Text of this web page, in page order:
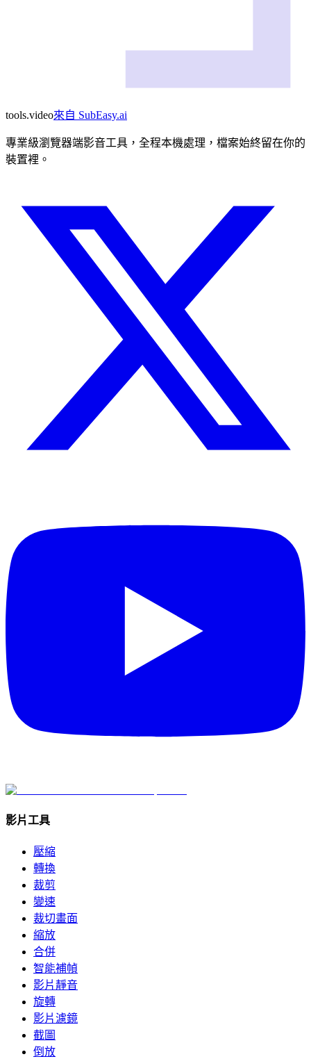
tools.video來自 SubEasy.ai
專業級瀏覽器端影音工具，全程本機處理，檔案始終留在你的
裝置裡。
影片工具
壓縮
轉換
裁剪
變速
裁切畫面
縮放
合併
智能補幀
影片靜音
旋轉
影片濾鏡
截圖
倒放